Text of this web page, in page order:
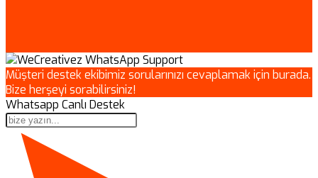
Müşteri destek ekibimiz sorularınızı cevaplamak için burada.
Bize herşeyi sorabilirsiniz!
Whatsapp Canlı Destek